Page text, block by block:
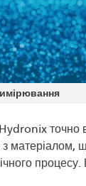
точно
з матеріалом,